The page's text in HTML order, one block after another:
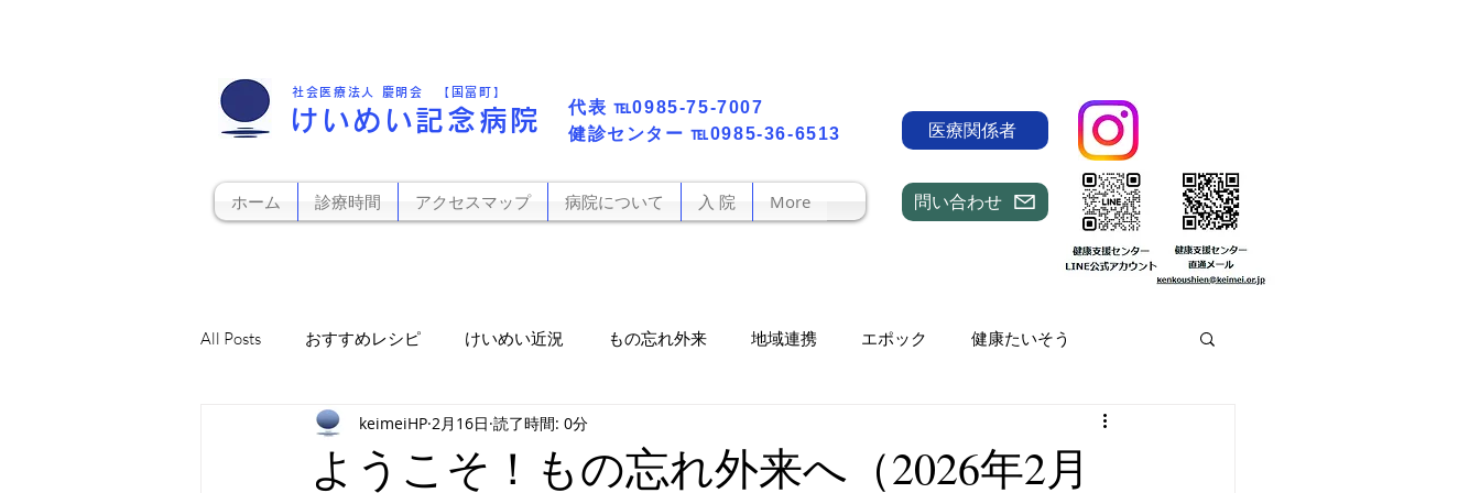
​健診センター℡0985-36-6513
社会医療法人 慶明会 【国富町】
けいめい記念病院 代表​ ℡0985-75-7007
医療関係者
ホーム 診療時間 アクセスマップ 病院について 入 院 More 問い合わせ
All Posts おすすめレシピ けいめい近況 もの忘れ外来 地域連携 エポック 健康たいそう
栄養科から 訪看かがやき
ようこそ！もの忘れ外来へ（2026年2月
keimeiHP 2月16日 読了時間: 0分